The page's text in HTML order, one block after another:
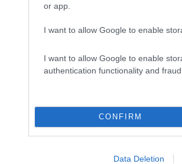
or app.
I want to allow Google to enable
I want to allow Google to enable
authentication functionality and
CONFIRM
Data Deletion